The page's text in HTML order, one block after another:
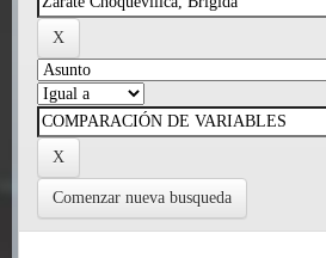
Comenzar nueva busqueda